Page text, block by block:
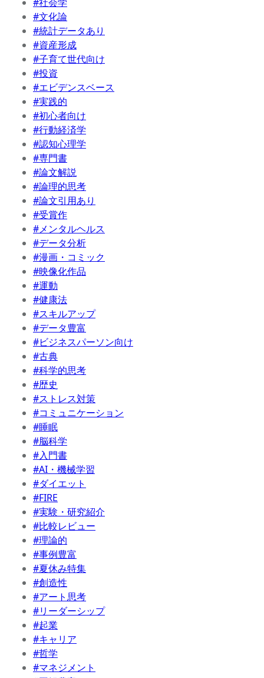
#文化論
#統計データあり
#資産形成
#子育て世代向け
#投資
#エビデンスベース
#実践的
#初心者向け
#行動経済学
#認知心理学
#専門書
#論文解説
#論理的思考
#論文引用あり
#受賞作
#メンタルヘルス
#データ分析
#漫画・コミック
#映像化作品
#運動
#健康法
#スキルアップ
#データ豊富
#ビジネスパーソン向け
#古典
#科学的思考
#歴史
#ストレス対策
#コミュニケーション
#睡眠
#脳科学
#入門書
#AI・機械学習
#ダイエット
#FIRE
#実験・研究紹介
#比較レビュー
#理論的
#事例豊富
#夏休み特集
#創造性
#アート思考
#リーダーシップ
#起業
#キャリア
#哲学
#マネジメント